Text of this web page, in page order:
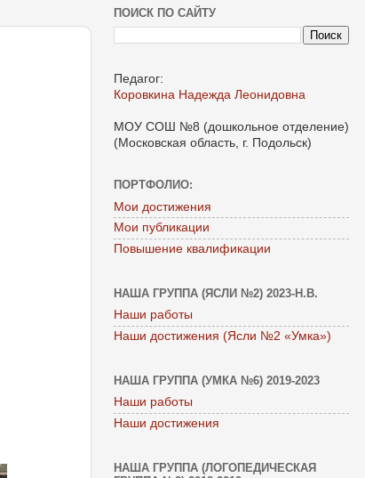
ПОИСК ПО САЙТУ
Педагог:
Коровкина Надежда Леонидовна
МОУ СОШ №8 (дошкольное отделение)
(Московская область, г. Подольск)
ПОРТФОЛИО:
Мои достижения
Мои публикации
Повышение квалификации
НАША ГРУППА (ЯСЛИ №2) 2023-Н.В.
Наши работы
Наши достижения (Ясли №2 «Умка»)
НАША ГРУППА (УМКА №6) 2019-2023
Наши работы
Наши достижения
НАША ГРУППА (ЛОГОПЕДИЧЕСКАЯ